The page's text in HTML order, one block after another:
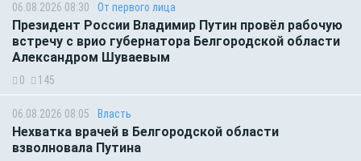
06.08.2026 08:30 От первого лица
Президент России Владимир Путин провёл рабочую
встречу с врио губернатора Белгородской области
Александром Шуваевым
0 145
06.08.2026 08:05 Власть
Нехватка врачей в Белгородской области
взволновала Путина